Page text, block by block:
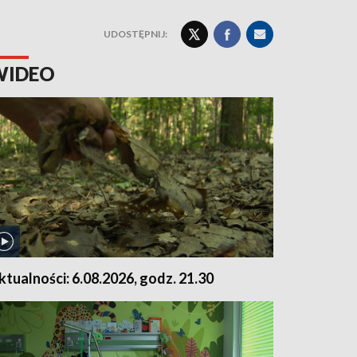
UDOSTĘPNIJ:
6.08.2026, godz. 21.30